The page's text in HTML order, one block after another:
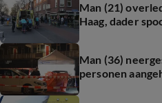
Man (21)
Haag, dader
Man (36)
personen